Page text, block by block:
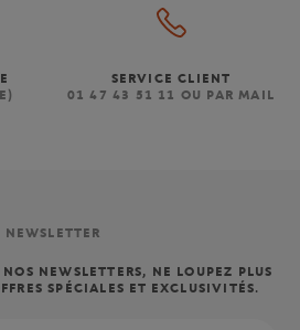
SERVICE CLIENT
01 47 43 51 11 OU PAR MAIL
NEWSLETTER
NEWSLETTERS, NE LOUPEZ PLUS
SPÉCIALES ET EXCLUSIVITÉS.